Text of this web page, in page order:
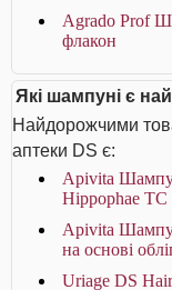
Agrado Prof
флакон
Які шампуні є
Найдорожчими
аптеки DS є:
Apivita
Hippophae TC
Apivita
на основі
Uriage DS